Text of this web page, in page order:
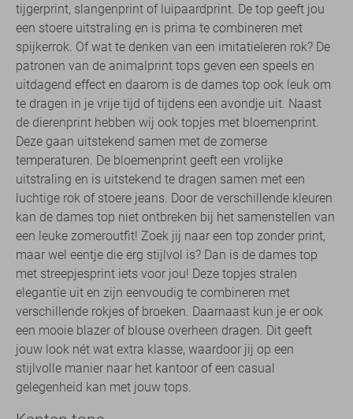
tijgerprint, slangenprint of luipaardprint. De top geeft jou
een stoere uitstraling en is prima te combineren met
spijkerrok. Of wat te denken van een imitatieleren rok? De
patronen van de animalprint tops geven een speels en
uitdagend effect en daarom is de dames top ook leuk om
te dragen in je vrije tijd of tijdens een avondje uit. Naast
de dierenprint hebben wij ook topjes met bloemenprint.
Deze gaan uitstekend samen met de zomerse
temperaturen. De bloemenprint geeft een vrolijke
uitstraling en is uitstekend te dragen samen met een
luchtige rok of stoere jeans. Door de verschillende kleuren
kan de dames top niet ontbreken bij het samenstellen van
een leuke zomeroutfit! Zoek jij naar een top zonder print,
maar wel eentje die erg stijlvol is? Dan is de dames top
met streepjesprint iets voor jou! Deze topjes stralen
elegantie uit en zijn eenvoudig te combineren met
verschillende rokjes of broeken. Daarnaast kun je er ook
een mooie blazer of blouse overheen dragen. Dit geeft
jouw look nét wat extra klasse, waardoor jij op een
stijlvolle manier naar het kantoor of een casual
gelegenheid kan met jouw tops.